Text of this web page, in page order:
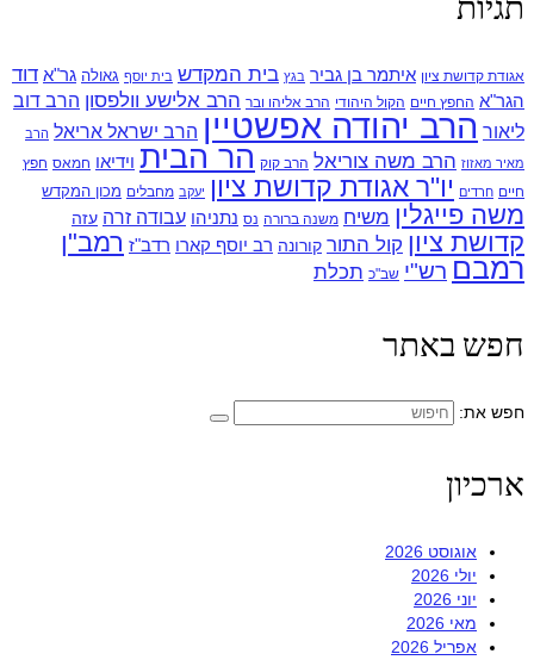
אגודת קדושת ציון איתמר בן גביר בגץ בית המקדש בית יוסף גאולה גר"א דוד
הגר"א החפץ חיים הקול היהודי הרב אליהו ובר הרב אלישע וולפסון הרב דוב
ליאור הרב יהודה אפשטיין הרב ישראל אריאל הרב
מאיר מאזוז הרב משה צוריאל הרב קוק הר הבית וידיאו חמאס חפץ
חיים חרדים יו"ר אגודת קדושת ציון יעקב מחבלים מכון המקדש
משה פייגלין משיח משנה ברורה נס נתניהו עבודה זרה עזה
קדושת ציון קול התור קורונה רב יוסף קארו רדב"ז רמב"ן
רמבם רש"י שב"כ תכלת
חפש באתר
חפש את:
ארכיון
אוגוסט 2026
יולי 2026
יוני 2026
מאי 2026
אפריל 2026